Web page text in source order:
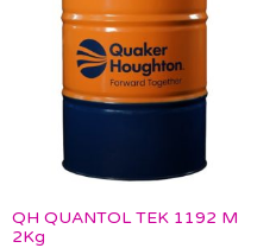
QH QUANTOL TEK 1192 M
2Kg